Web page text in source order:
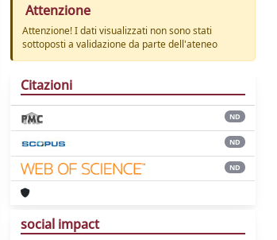
Attenzione
Attenzione! I dati visualizzati non sono stati
sottoposti a validazione da parte dell'ateneo
Citazioni
ND
ND
ND
social impact